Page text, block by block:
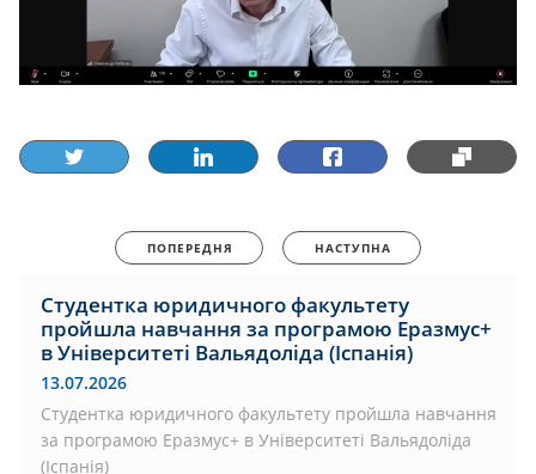
ПОПЕРЕДНЯ НАСТУПНА
Студентка юридичного факультету
пройшла навчання за програмою Еразмус+
в Університеті Вальядоліда (Іспанія)
13.07.2026
Студентка юридичного факультету пройшла навчання
за програмою Еразмус+ в Університеті Вальядоліда
(Іспанія)